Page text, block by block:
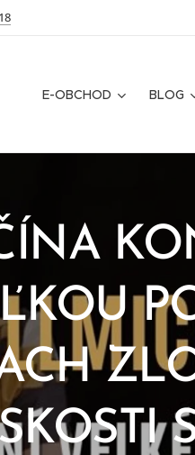
E-OBCHOD BLOG